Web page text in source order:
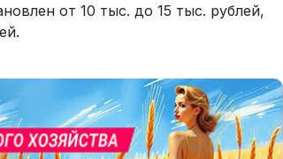
от 10 тыс. до 15 тыс. рублей,